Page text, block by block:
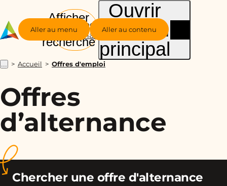
Aller au menu Aller au contenu
Groupe
Alternance
Afficher
la
recherche
Ouvrir
le menu
principal
... Accueil Offres d'emploi
Offres
d’alternance
Chercher une offre d'alternance